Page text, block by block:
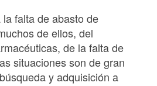
falta de abasto de
de ellos, del
de la falta de
situaciones son de gran
y adquisición a